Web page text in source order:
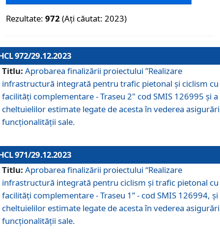
Rezultate: 972 (Ați căutat: 2023)
972/29.12.2023
Titlu: Aprobarea finalizării proiectului ”Realizare
infrastructură integrată pentru trafic pietonal și ciclism cu
facilități complementare - Traseu 2" cod SMIS 126995 și a
cheltuielilor estimate legate de acesta în vederea
funcționalității sale.
971/29.12.2023
Titlu: Aprobarea finalizării proiectului “Realizare
infrastructură integrată pentru ciclism şi trafic pietonal cu
facilităţi complementare - Traseu 1” - cod SMIS 126994, și
cheltuielilor estimate legate de acesta în vederea
funcționalității sale.